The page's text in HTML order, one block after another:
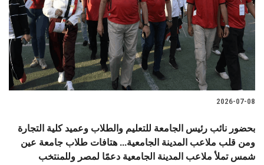
2026-07-08
بحضور نائب رئيس الجامعة للتعليم والطلاب وعميد كلية التجارة
ومن قلب ملاعب المدينة الجامعية... هتافات طلاب جامعة عين
شمس تملأ ملاعب المدينة الجامعية دعمًا لمصر وللمنتخب